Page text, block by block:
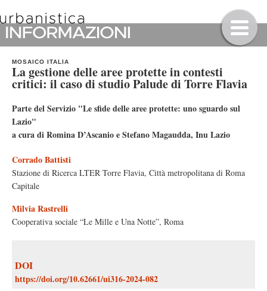
MOSAICO ITALIA
La gestione delle aree protette in contesti
critici: il caso di studio Palude di Torre Flavia
Parte del Servizio "Le sfide delle aree protette: uno sguardo sul
Lazio"
a cura di Romina D’Ascanio e Stefano Magaudda, Inu Lazio
Corrado Battisti
Stazione di Ricerca LTER Torre Flavia, Città metropolitana di Roma
Capitale
Milvia Rastrelli
Cooperativa sociale “Le Mille e Una Notte”, Roma
DOI
https://doi.org/10.62661/ui316-2024-082